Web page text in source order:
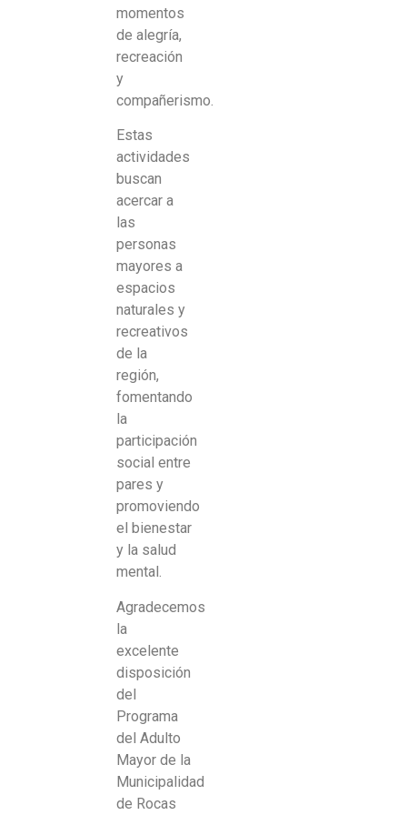
momentos
de alegría,
recreación
y
compañerismo.
Estas
actividades
buscan
acercar a
las
personas
mayores a
espacios
naturales y
recreativos
de la
región,
fomentando
la
participación
social entre
pares y
promoviendo
el bienestar
y la salud
mental.
Agradecemos
la
excelente
disposición
del
Programa
del Adulto
Mayor de la
Municipalidad
de Rocas